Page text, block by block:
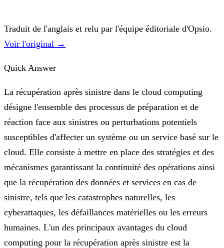
Traduit de l'anglais et relu par l'équipe éditoriale d'Opsio.
Voir l'original →
Quick Answer
La récupération après sinistre dans le cloud computing
désigne l'ensemble des processus de préparation et de
réaction face aux sinistres ou perturbations potentiels
susceptibles d'affecter un système ou un service basé sur le
cloud. Elle consiste à mettre en place des stratégies et des
mécanismes garantissant la continuité des opérations ainsi
que la récupération des données et services en cas de
sinistre, tels que les catastrophes naturelles, les
cyberattaques, les défaillances matérielles ou les erreurs
humaines. L'un des principaux avantages du cloud
computing pour la récupération après sinistre est la